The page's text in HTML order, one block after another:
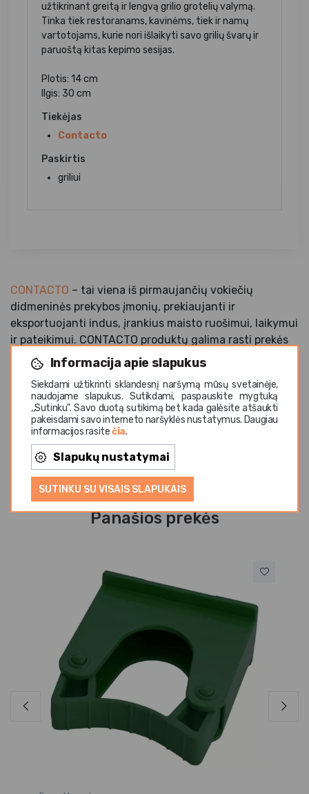
Informacija apie slapukus
Siekdami užtikrinti sklandesnį naršymą mūsų svetainėje,
naudojame slapukus. Sutikdami, paspauskite mygtuką
,,Sutinku". Savo duotą sutikimą bet kada galėsite atšaukti
pakeisdami savo interneto naršyklės nustatymus. Daugiau
informacijos rasitečia.
Slapukų nustatymai
SUTINKU SU VISAIS SLAPUKAIS
užtikrinant greitą ir lengvą grilio grotelių valymą.
Tinka tiek restoranams, kavinėms, tiek ir namų
vartotojams, kurie nori išlaikyti savo grilių švarų ir
paruoštą kitas kepimo sesijas.
Plotis: 14 cm
Ilgis: 30 cm
Tiekėjas
Contacto
Paskirtis
griliui
CONTACTO – tai viena iš pirmaujančių vokiečių
didmeninės prekybos įmonių, prekiaujanti ir
eksportuojanti indus, įrankius maisto ruošimui, laikymui
ir pateikimui. CONTACTO produktų galima rasti prekės
ženklo "gimtinėje” Vokietijoje, taip pat Europos,
Artimųjų Rytų, Afrikos ir Azijos šalyse. CONTACTO
asortimente – daugiau nei 4000 aukštos kokybės
nerūdijančio plieno gaminių: nuo profesionalių puodų,
keptuvių, įrangos iki baro aksesuarų ir stalo įrankių.
Panašios prekės